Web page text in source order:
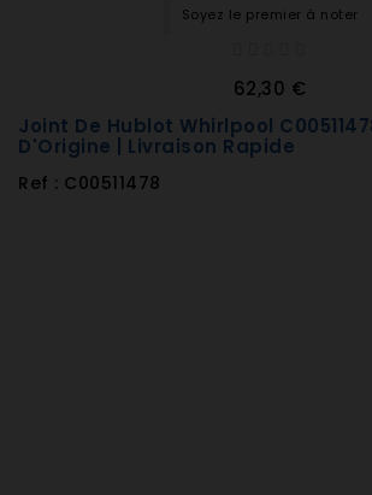
Soyez le premier à noter
62,30 €
Joint De Hublot Whirlpool
D'Origine | Livraison Rapide
Ref : C00511478